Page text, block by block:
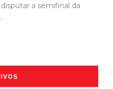
a semifinal da